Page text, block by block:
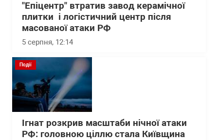
"Епіцентр" втратив завод керамічної
плитки і логістичний центр після
масованої атаки РФ
5 серпня, 12:14
Події
Ігнат розкрив масштаби нічної атаки
РФ: головною ціллю стала Київщина